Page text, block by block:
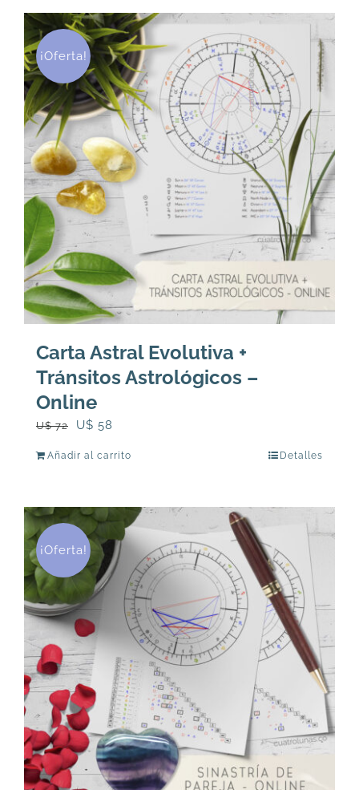
¡Oferta!
Carta Astral Evolutiva +
Tránsitos Astrológicos –
Online
U$72
El
U$
72.
U$ 58
U$
58.
Añadir al carrito Detalles
¡Oferta!